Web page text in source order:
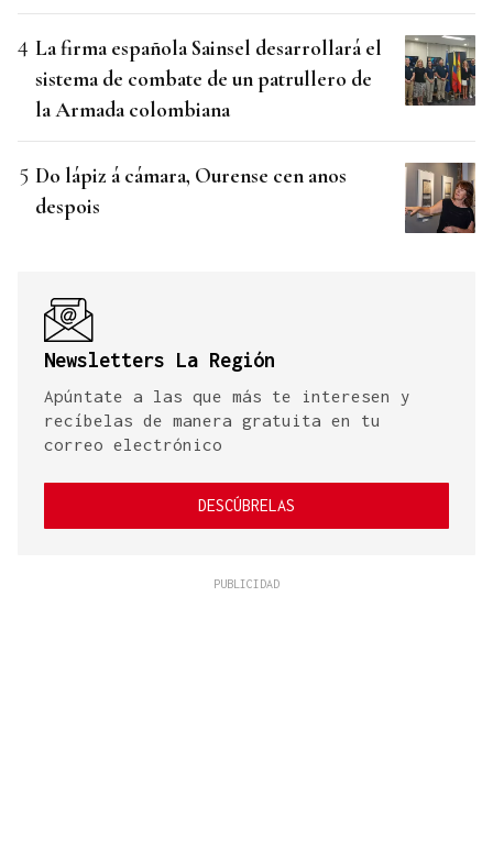
La firma española Sainsel desarrollará el
sistema de combate de un patrullero de
la Armada colombiana
Do lápiz á cámara, Ourense cen anos
despois
Newsletters La Región
Apúntate a las que más te interesen y
recíbelas de manera gratuita en tu
correo electrónico
DESCÚBRELAS